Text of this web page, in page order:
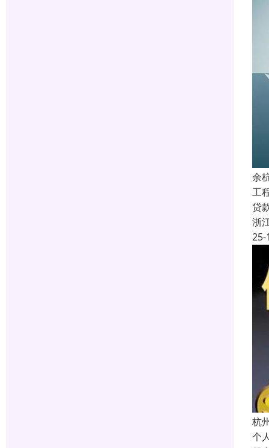
余
工
贷
浙
25-
杭
个